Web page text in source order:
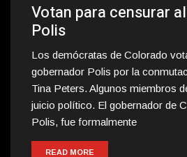
Votan para censurar
Polis
Los demócratas de Colorado
gobernador Polis por la
Tina Peters. Algunos miembros
juicio político. El gobernador de
Polis, fue formalmente
READ MORE